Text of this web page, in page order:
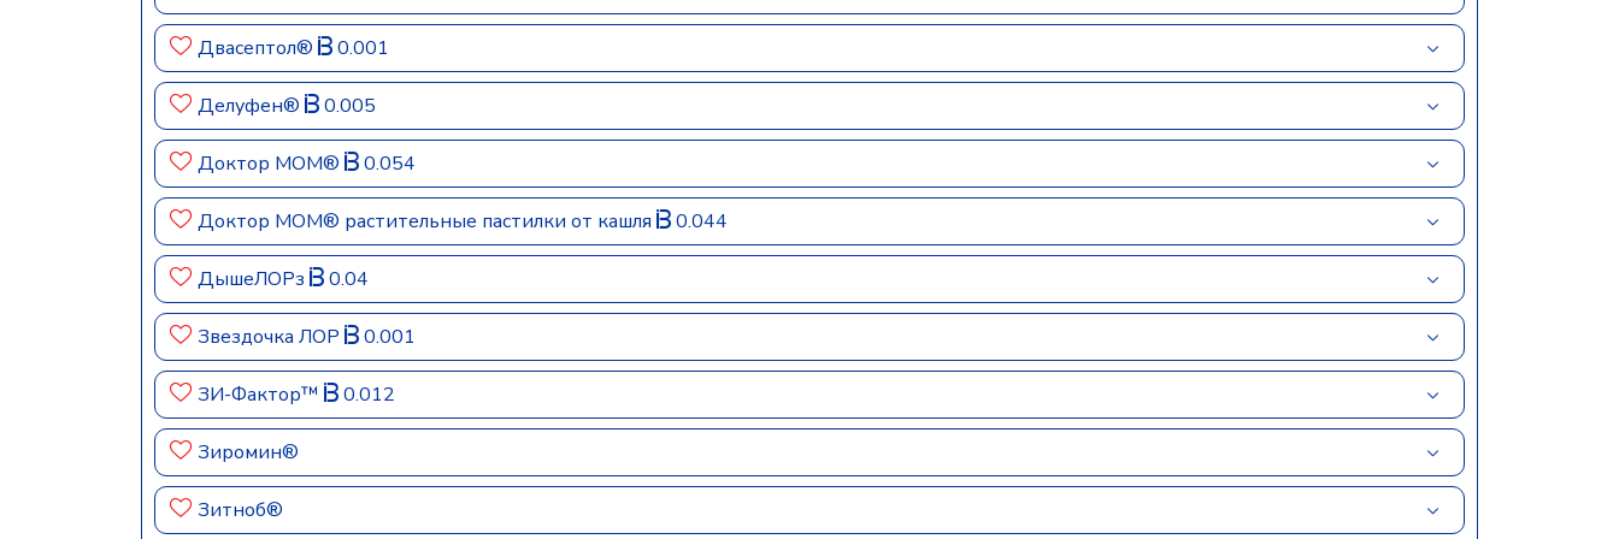
Двасептол® 0.001
Делуфен® 0.005
Доктор МОМ® 0.054
Доктор МОМ® растительные пастилки от кашля 0.044
ДышеЛОРз 0.04
Звездочка ЛОР 0.001
ЗИ-Фактор™ 0.012
Зиромин®
Зитноб®